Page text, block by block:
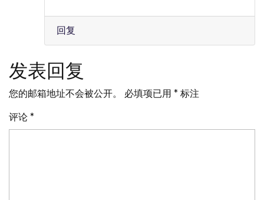
回复
发表回复
您的邮箱地址不会被公开。 必填项已用 * 标注
评论 *